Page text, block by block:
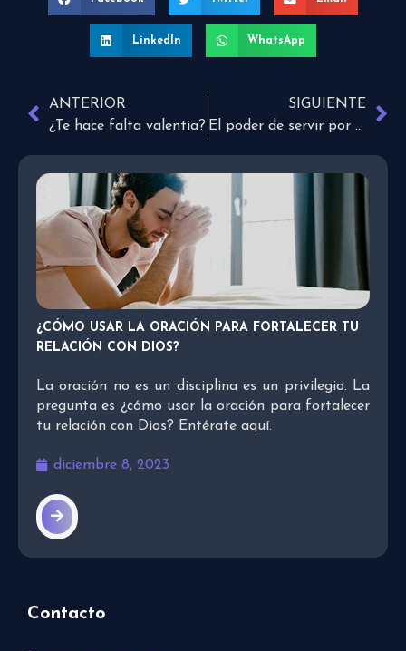
LinkedIn WhatsApp
ANTERIOR
¿Te hace falta valentía?
SIGUIENTE
El poder de servir por amor
¿CÓMO USAR LA ORACIÓN PARA FORTALECER TU
RELACIÓN CON DIOS?
La oración no es un disciplina es un privilegio. La
pregunta es ¿cómo usar la oración para fortalecer
tu relación con Dios? Entérate aquí.
diciembre 8, 2023
Contacto